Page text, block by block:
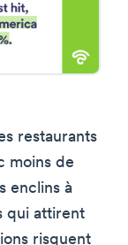
restaurants
moins de
enclins à
qui attirent
risquent